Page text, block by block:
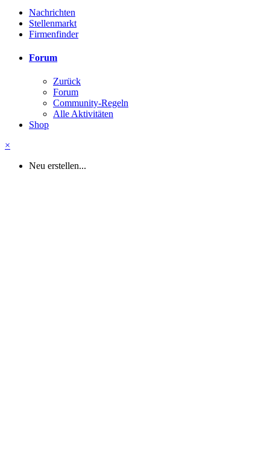
Nachrichten
Stellenmarkt
Firmenfinder
Forum
Zurück
Forum
Community-Regeln
Alle Aktivitäten
Shop
×
Neu erstellen...